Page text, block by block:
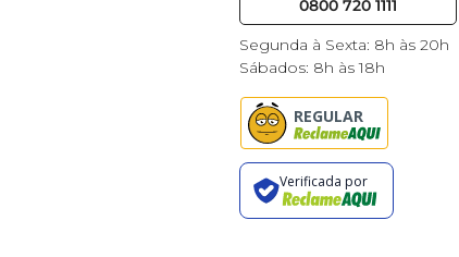
0800 720 1111
Segunda à Sexta: 8h às 20h
Sábados: 8h às 18h